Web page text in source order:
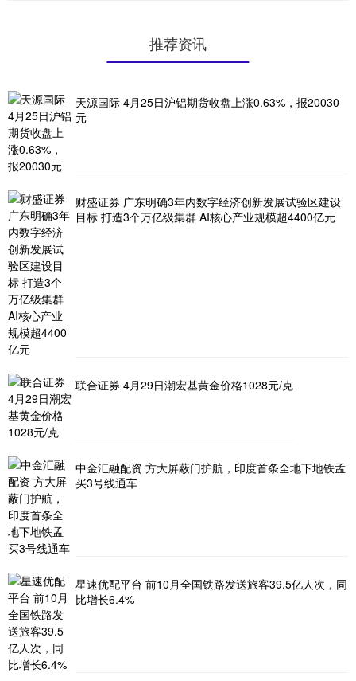
推荐资讯
天源国际 4月25日沪铝期货收盘上涨0.63%，报20030
元
财盛证券 广东明确3年内数字经济创新发展试验区建设
目标 打造3个万亿级集群 AI核心产业规模超4400亿元
联合证券 4月29日潮宏基黄金价格1028元/克
中金汇融配资 方大屏蔽门护航，印度首条全地下地铁孟
买3号线通车
星速优配平台 前10月全国铁路发送旅客39.5亿人次，同
比增长6.4%